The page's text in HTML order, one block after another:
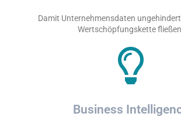
Damit Unternehmensdaten
Wertschöpfungskette
Business